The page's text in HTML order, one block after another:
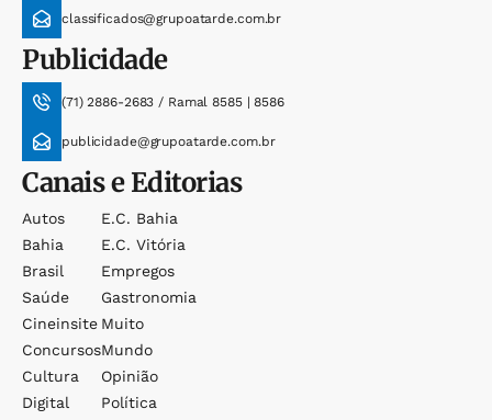
classificados@grupoatarde.com.br
Publicidade
(71) 2886-2683 / Ramal 8585 | 8586
publicidade@grupoatarde.com.br
Canais e Editorias
Autos
Bahia
Brasil
Saúde
Cineinsite
Concursos
Cultura
Digital
E.c. Bahia
E.c. Vitória
Empregos
Gastronomia
Muito
Mundo
Opinião
Política